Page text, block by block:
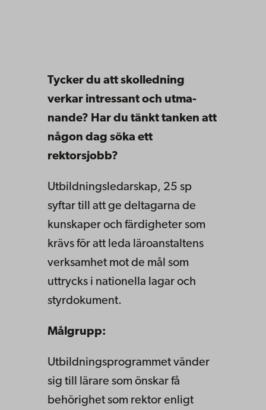
Tycker du att skolledning
verkar intressant och utma­
nande? Har du tänkt tanken att
någon dag söka ett
rektorsjobb?
Utbildningsledarskap, 25 sp
syftar till att ge deltagarna de
kunskaper och färdigheter som
krävs för att leda läroanstaltens
verksamhet mot de mål som
uttrycks i natio­nella lagar och
styrdokument.
​Målgrupp:
Utbildningsprogrammet vänder
sig till lärare som önskar få
behörighet som rektor enligt